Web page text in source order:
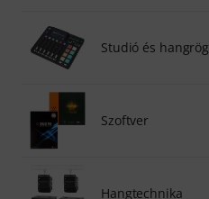
Studió és
Szoftver
Hangtechnika